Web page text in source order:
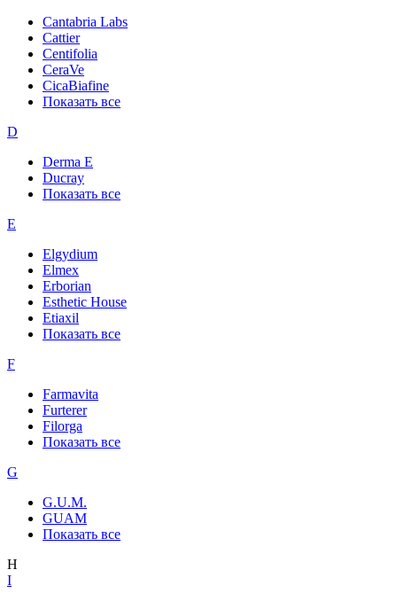
Cantabria Labs
Cattier
Centifolia
CeraVe
CicaBiafine
Показать все
D
Derma E
Ducray
Показать все
E
Elgydium
Elmex
Erborian
Esthetic House
Etiaxil
Показать все
F
Farmavita
Furterer
Filorga
Показать все
G
G.U.M.
GUAM
Показать все
H
I